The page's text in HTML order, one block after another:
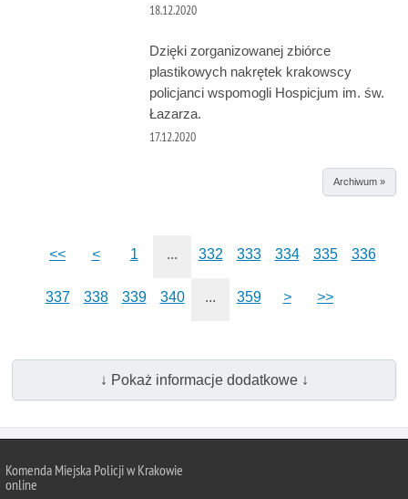
18.12.2020
Dzięki zorganizowanej zbiórce
plastikowych nakrętek krakowscy
policjanci wspomogli Hospicjum im. św.
Łazarza.
17.12.2020
Archiwum »
<< < 1 ... 332 333 334 335 336
337 338 339 340 ... 359 > >>
↓ Pokaż informacje dodatkowe ↓
Komenda Miejska Policji w Krakowie
online